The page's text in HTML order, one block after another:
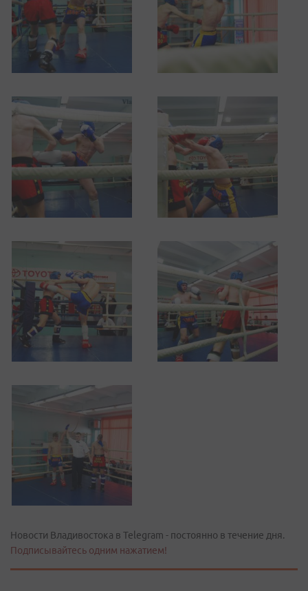
Новости Владивостока в Telegram - постоянно в течение дня.
Подписывайтесь одним нажатием!